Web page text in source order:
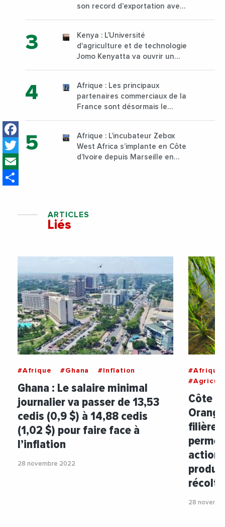
Facebook
Twitter
son record d’exportation avec
Kenya : L’Université
d'agriculture et de technologie
Jomo Kenyatta va ouvrir un
sur son campus de Karen à
Nairobi dès janvier 2023
Afrique : Les principaux
partenaires commerciaux de la
France sont désormais le
Afrique : L’incubateur Zebox
West Africa s’implante en Côte
d’Ivoire depuis Marseille en
ARTICLES
Liés
#Afrique #Ghana #Inflation
Ghana : Le salaire minimal
journalier va passer de 13,53
cedis (0,9 $) à 14,88 cedis
(1,02 $) pour faire face à
l’inflation
28 novembre 2022
#Afrique
Côte
filière
28